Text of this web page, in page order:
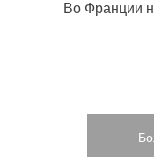
Во Франции